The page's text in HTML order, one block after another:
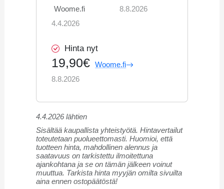
Woome.fi
4.4.2026
8.8.2026
Hinta nyt
19,90€
Woome.fi
8.8.2026
4.4.2026 lähtien
Sisältää kaupallista yhteistyötä. Hintavertailut
toteutetaan puolueettomasti. Huomioi, että
tuotteen hinta, mahdollinen alennus ja
saatavuus on tarkistettu ilmoitettuna
ajankohtana ja se on tämän jälkeen voinut
muuttua. Tarkista hinta myyjän omilta sivuilta
aina ennen ostopäätöstä!